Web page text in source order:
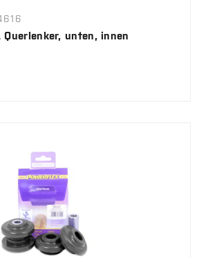
Querlenker, unten, innen